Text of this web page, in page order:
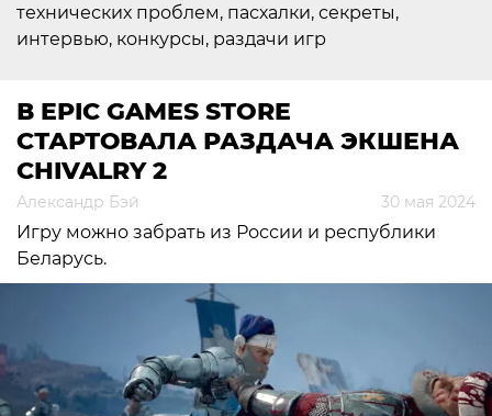
технических проблем, пасхалки, секреты,
интервью, конкурсы, раздачи игр
В EPIC GAMES STORE
СТАРТОВАЛА РАЗДАЧА ЭКШЕНА
CHIVALRY 2
Александр Бэй 30 мая 2024
Игру можно забрать из России и республики
Беларусь.